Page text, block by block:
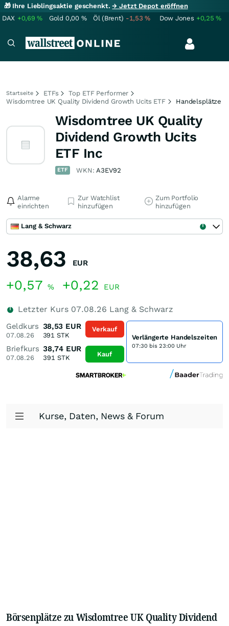
🎁 Ihre Lieblingsaktie geschenkt.→ Jetzt Depot eröffnen
DAX +0,69% Gold 0,00 % Öl (Brent) -1,53% Dow Jones +0,25%
Startseite ETFs
Top ETF Performer
Wisdomtree UK Quality Dividend Growth Ucits ETF
Handelsplätze
Wisdomtree UK Quality
Dividend Growth Ucits
ETF Inc
ETF WKN:A3EV92
Alarme
einrichten
Zur Watchlist
hinzufügen
Zum Portfolio
hinzufügen
Lang & Schwarz
38,63 EUR
+0,57 % +0,22 EUR
Letzter Kurs 07.08.26 Lang & Schwarz
Geldkurs
07.08.26
38,53 EUR
391 STK
Briefkurs
07.08.26
38,74 EUR
391 STK
Verkauf
Kauf
Verlängerte Handelszeiten
07:30 bis 23:00 Uhr
Kurse, Daten, News & Forum
Börsenplätze zu Wisdomtree UK Quality Dividend